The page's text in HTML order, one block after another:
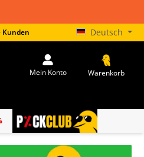
Kunden Deutsch
Mein Konto Warenkorb
PICKCLUB